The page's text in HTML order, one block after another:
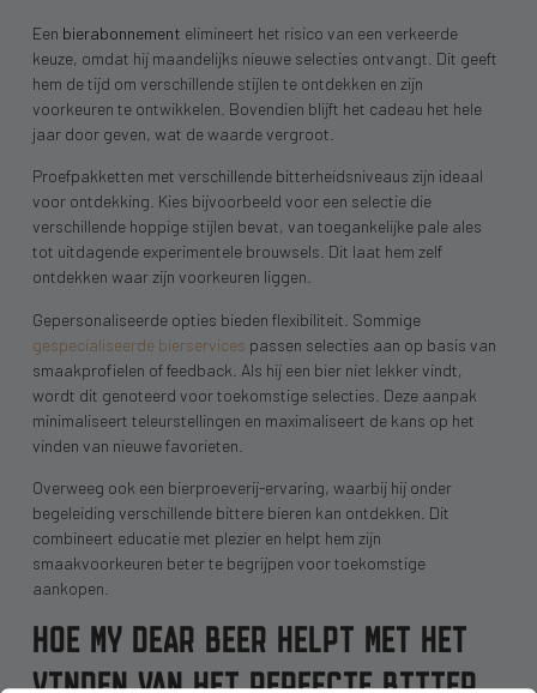
Een bierabonnement elimineert het risico van een verkeerde
keuze, omdat hij maandelijks nieuwe selecties ontvangt. Dit geeft
hem de tijd om verschillende stijlen te ontdekken en zijn
voorkeuren te ontwikkelen. Bovendien blijft het cadeau het hele
jaar door geven, wat de waarde vergroot.
Proefpakketten met verschillende bitterheidsniveaus zijn ideaal
voor ontdekking. Kies bijvoorbeeld voor een selectie die
verschillende hoppige stijlen bevat, van toegankelijke pale ales
tot uitdagende experimentele brouwsels. Dit laat hem zelf
ontdekken waar zijn voorkeuren liggen.
Gepersonaliseerde opties bieden flexibiliteit. Sommige
gespecialiseerde bierservices passen selecties aan op basis van
smaakprofielen of feedback. Als hij een bier niet lekker vindt,
wordt dit genoteerd voor toekomstige selecties. Deze aanpak
minimaliseert teleurstellingen en maximaliseert de kans op het
vinden van nieuwe favorieten.
Overweeg ook een bierproeverij-ervaring, waarbij hij onder
begeleiding verschillende bittere bieren kan ontdekken. Dit
combineert educatie met plezier en helpt hem zijn
smaakvoorkeuren beter te begrijpen voor toekomstige
aankopen.
HOE MY DEAR BEER HELPT MET HET